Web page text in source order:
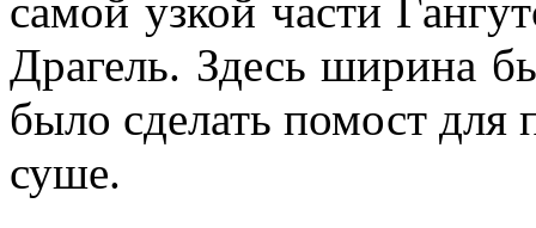
самой уз­кой части
Драгель. Здесь ширина
было сделать помост для
суше.